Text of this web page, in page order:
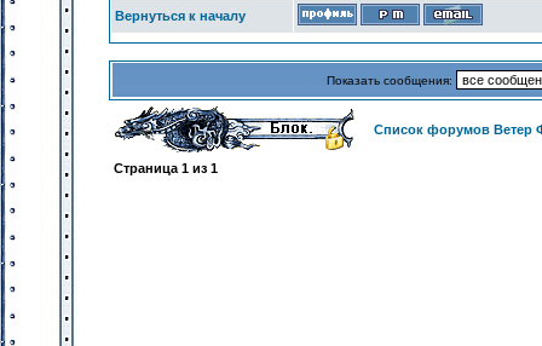
Вернуться к началу
Показать сообщения:
Список форумов Ветер
Страница 1 из 1